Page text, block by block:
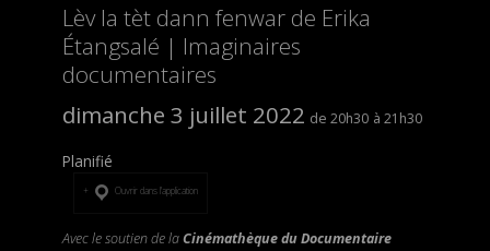
Lèv la tèt dann fenwar de Erika
Étangsalé | Imaginaires
documentaires
dimanche 3 juillet 2022
20h30 21h30
Planifié
Ouvrir dans l’application
Avec le soutien de laCinémathèque du Documentaire